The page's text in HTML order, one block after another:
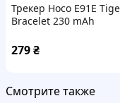
Трекер Hoco E91E
Bracelet 230 mAh
279₴
Смотрите также